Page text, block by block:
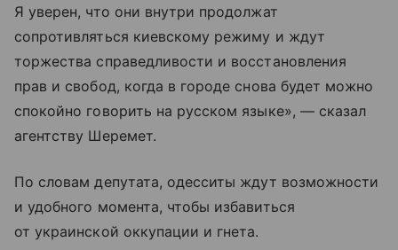
Я уверен, что они внутри продолжат
сопротивляться киевскому режиму и ждут
торжества справедливости и восстановления
прав и свобод, когда в городе снова будет можно
спокойно говорить на русском языке», — сказал
агентству Шеремет.
По словам депутата, одесситы ждут возможности
и удобного момента, чтобы избавиться
от украинской оккупации и гнета.